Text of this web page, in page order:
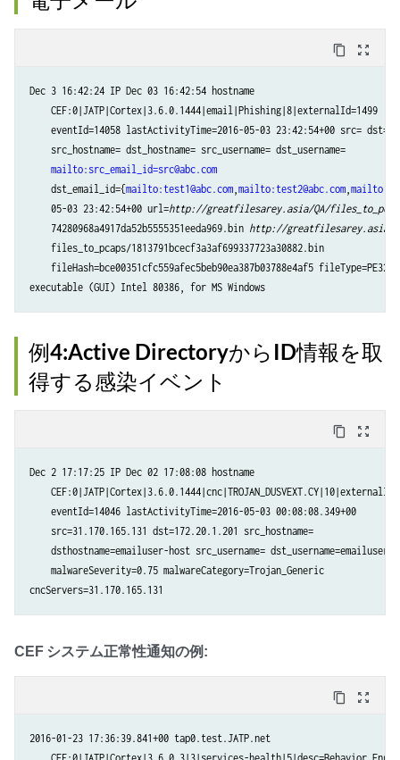
content_copy zoom_out_map
Dec 3 16:42:24 IP Dec 03 16:42:54 hostname
    CEF:0|JATP|Cortex|3.6.0.1444|email|Phishing|8|externalId=1499
    eventId=14058 lastActivityTime=2016-05-03 23:42:54+00 src= dst=
    src_hostname= dst_hostname= src_username= dst_username=
mailto:src_email_id=src@abc.com
    dst_email_id={
mailto:test1@abc.com mailto:test2@abc.com
    05-03 23:42:54+00 url=
http://greatfilesarey.asia/QA/
    74280968a4917da52b5555351eeda969.bin
http://greatfilesarey.asia/
    files_to_pcaps/1813791bcecf3a3af699337723a30882.bin
    fileHash=bce00351cfc559afec5beb90ea387b03788e4af5 fileType=PE32
例4:Active DirectoryからID情報を取
得する感染イベント
content_copy zoom_out_map
Dec 2 17:17:25 IP Dec 02 17:08:08 hostname
    eventId=14046 lastActivityTime=2016-05-03 00:08:08.349+00
    src=31.170.165.131 dst=172.20.1.201 src_hostname=
    dsthostname=emailuser-host src_username= dst_username=emailuser
    malwareSeverity=0.75 malwareCategory=Trojan_Generic
CEF システム正常性通知の例:
content_copy zoom_out_map
2016-01-23 17:36:39.841+00 tap0.test.JATP.net